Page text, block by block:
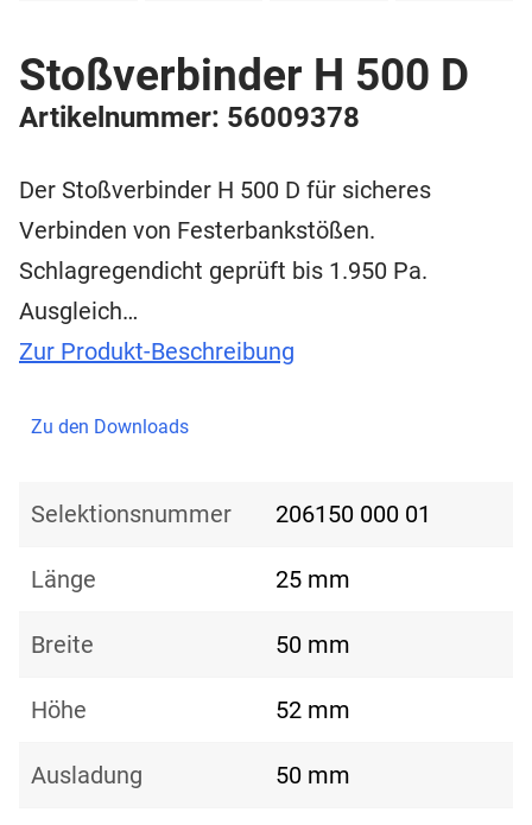
Stoßverbinder H 500 D
Artikelnummer: 56009378
Der Stoßverbinder H 500 D für sicheres
Verbinden von Festerbankstößen.
Schlagregendicht geprüft bis 1.950 Pa.
Ausgleich…
Zur Produkt-Beschreibung
Zu den Downloads
Selektionsnummer 206150 000 01
Länge 25 mm
Breite 50 mm
Höhe 52 mm
Ausladung 50 mm